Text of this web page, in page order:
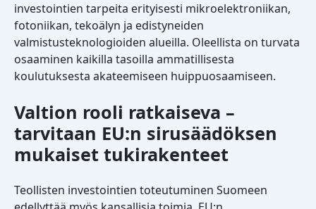
investointien tarpeita erityisesti mikroelektroniikan,
fotoniikan, tekoälyn ja edistyneiden
valmistusteknologioiden alueilla. Oleellista on turvata
osaaminen kaikilla tasoilla ammatillisesta
koulutuksesta akateemiseen huippuosaamiseen.
Valtion rooli ratkaiseva –
tarvitaan EU:n sirusäädöksen
mukaiset tukirakenteet
Teollisten investointien toteutuminen Suomeen